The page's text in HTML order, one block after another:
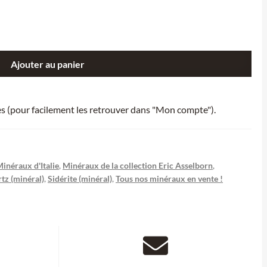
Ajouter au panier
(pour facilement les retrouver dans "Mon compte").
d'Italie, Minéraux de la collection Eric Asselborn,
(minéral), Sidérite (minéral), Tous nos minéraux en vente !